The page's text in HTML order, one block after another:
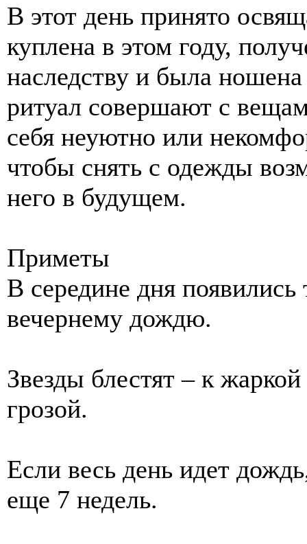
В этот день принято
куплена в этом году,
наследству и была
ритуал совершают с
себя неуютно или
чтобы снять с одежды
него в будущем.
Приметы
В середине дня
вечернему дождю.
Звезды блестят – к
грозой.
Если весь день идет
еще 7 недель.